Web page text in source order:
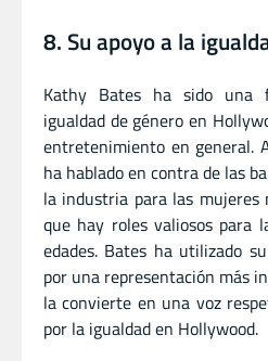
8. Su apoyo a la
Kathy Bates ha sido una
igualdad de género en
entretenimiento en general.
ha hablado en contra de las
la industria para las mujeres
que hay roles valiosos para
edades. Bates ha utilizado
por una representación más
la convierte en una voz
por la igualdad en Hollywood.